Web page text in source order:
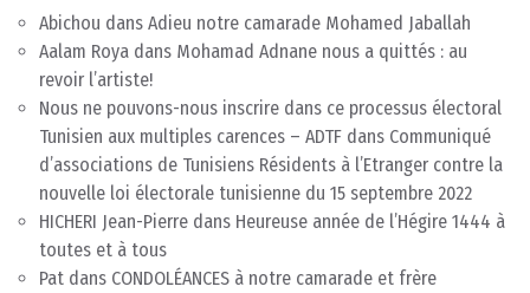
Abichou dans Adieu notre camarade Mohamed Jaballah
Aalam Roya dans Mohamad Adnane nous a quittés : au
revoir l’artiste!
Nous ne pouvons-nous inscrire dans ce processus électoral
Tunisien aux multiples carences – ADTF dans Communiqué
d’associations de Tunisiens Résidents à l’Etranger contre la
nouvelle loi électorale tunisienne du 15 septembre 2022
HICHERI Jean-Pierre dans Heureuse année de l’Hégire 1444 à
toutes et à tous
Pat dans CONDOLÉANCES à notre camarade et frère